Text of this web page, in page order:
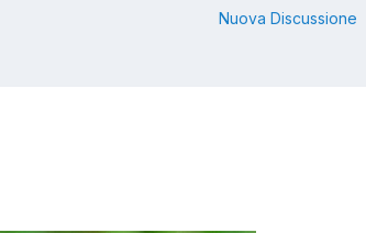
Nuova Discussione